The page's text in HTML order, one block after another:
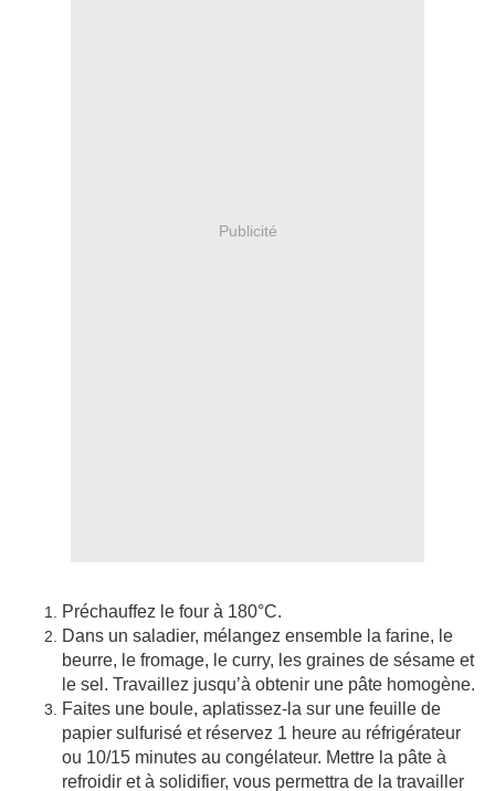
Publicité
Préchauffez le four à 180°C.
Dans un saladier, mélangez ensemble la farine, le
beurre, le fromage, le curry, les graines de sésame et
le sel. Travaillez jusqu’à obtenir une pâte homogène.
Faites une boule, aplatissez-la sur une feuille de
papier sulfurisé et réservez 1 heure au réfrigérateur
ou 10/15 minutes au congélateur. Mettre la pâte à
refroidir et à solidifier, vous permettra de la travailler